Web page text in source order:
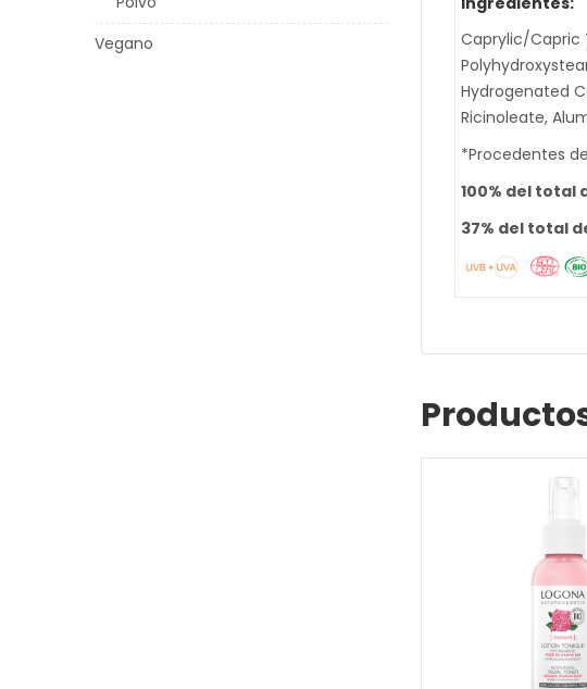
Vegano
Caprylic/Capric
Hydrogenated
Ricinoleate,
*Procedentes
100% del total
37% del total